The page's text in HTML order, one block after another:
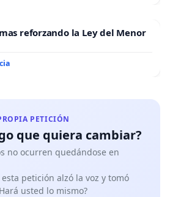
reforzando la Ley del Menor
PETICIÓN
que quiera cambiar?
no ocurren quedándose en
petición alzó la voz y tomó
usted lo mismo?